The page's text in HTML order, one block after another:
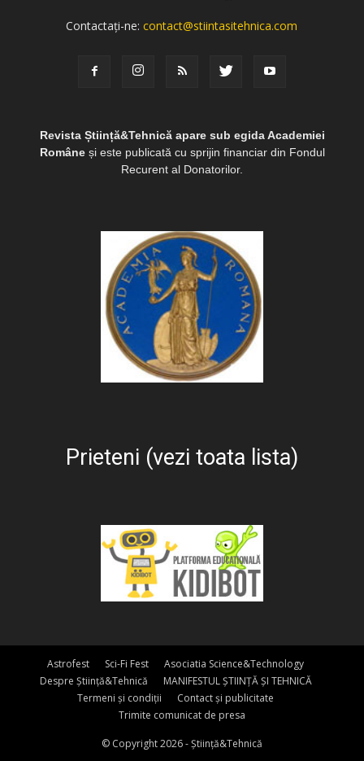
Contactați-ne:contact@stiintasitehnica.com
Revista Știință&Tehnică apare sub egida Academiei
Româneși este publicată cu sprijin financiar din Fondul
Recurent al Donatorilor.
Prieteni (vezi toata lista)
Astrofest Sci-Fi Fest
Asociatia Science&Technology
Despre Știință&Tehnică
MANIFESTUL ȘTIINȚĂ ȘI TEHNICĂ
Termeni și condiții
Contact și publicitate
Trimite comunicat de presa
© Copyright 2026 - Știință&Tehnică